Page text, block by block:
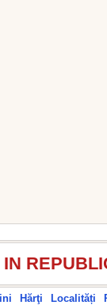
Hărţi Localități